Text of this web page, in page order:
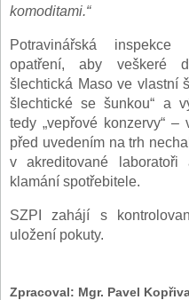
komoditami.“
Potravinářská
opatření, aby veškeré
šlechtická Maso ve vlastní
šlechtické se šunkou“ a
tedy „vepřové konzervy“
před uvedením na trh
v akreditované
klamání spotřebitele.
SZPI zahájí s
uložení pokuty.
Zpracoval: Mgr. Pavel